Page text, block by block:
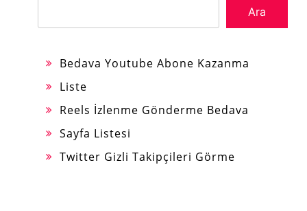
Ara
Bedava Youtube Abone Kazanma
Liste
Reels İzlenme Gönderme Bedava
Sayfa Listesi
Twitter Gizli Takipçileri Görme